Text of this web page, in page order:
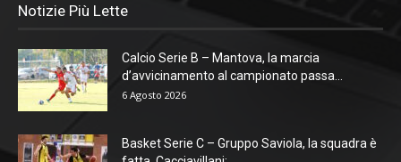
Notizie Più Lette
Calcio Serie B – Mantova, la marcia
d’avvicinamento al campionato passa...
6 Agosto 2026
Basket Serie C – Gruppo Saviola, la squadra è